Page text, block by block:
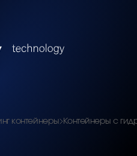
контейнеры Контейнеры с